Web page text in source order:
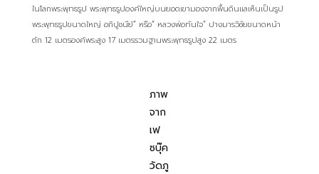
ในโลกพระพุทธรูป พระพุทธรูปองค์ใหญ่บนยอดเขามองจากพื้นดินแลเห็นเป็นรูป
พระพุทธรูปขนาดใหญ่ อภิปูชนีย์” หรือ“ หลวงพ่อทันใจ” ปางมารวิชัยขนาดหน้า
ตัก 12 เมตรองค์พระสูง 17 เมตรรวมฐานพระพุทธรูปสูง 22 เมตร
ภาพ
จาก
เฟ
ซบุ๊ค
วัดภู